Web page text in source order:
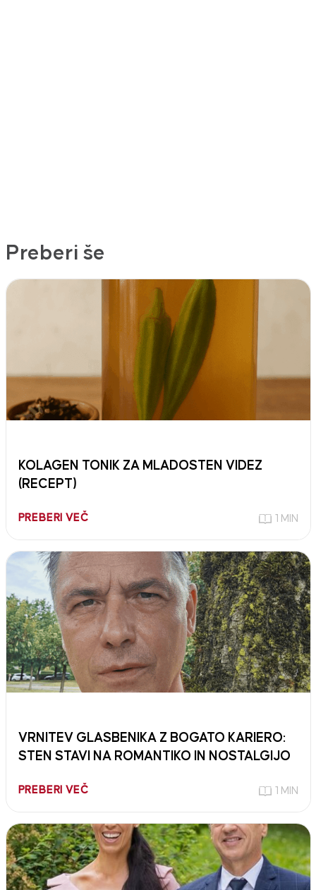
Preberi še
KOLAGEN TONIK ZA MLADOSTEN VIDEZ
(RECEPT)
PREBERI VEČ 1 MIN
VRNITEV GLASBENIKA Z BOGATO KARIERO:
STEN STAVI NA ROMANTIKO IN NOSTALGIJO
PREBERI VEČ 1 MIN